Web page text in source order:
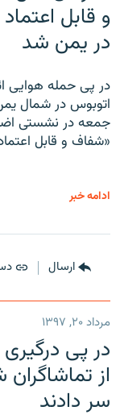
و قابل
در یمن شد
در پی حمله هوایی
اتوبوس در شمال
جمعه در نشستی
«شفاف و قابل
ادامه خبر
ارسال
مرداد ۲۰, ۱۳۹۷
در پی
از
سر دادند